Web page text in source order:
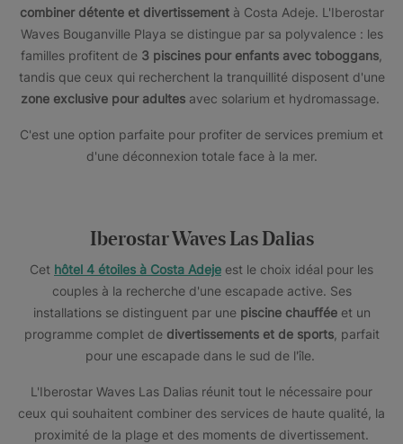
combiner détente et divertissementà Costa Adeje. L'Iberostar
Waves Bouganville Playa se distingue par sa polyvalence : les
familles profitent de 3 piscines pour enfants avec toboggans
tandis que ceux qui recherchent la tranquillité disposent d'une
zone exclusive pour adultesavec solarium et hydromassage.
C'est une option parfaite pour profiter de services premium et
d'une déconnexion totale face à la mer.
Iberostar Waves Las Dalias
Cet hôtel 4 étoiles à Costa Adeje est le choix idéal pour les
couples à la recherche d'une escapade active. Ses
installations se distinguent par une piscine chaufféeet un
programme complet de divertissements et de sports, parfait
pour une escapade dans le sud de l'île.
L'Iberostar Waves Las Dalias réunit tout le nécessaire pour
ceux qui souhaitent combiner des services de haute qualité, la
proximité de la plage et des moments de divertissement.